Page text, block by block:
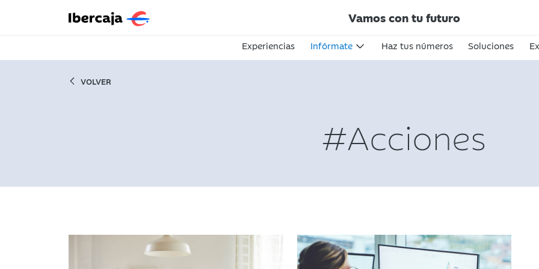
Vamos con tu futuro
Experiencias Infórmate Haz tus números Soluciones
VOLVER
#Acciones